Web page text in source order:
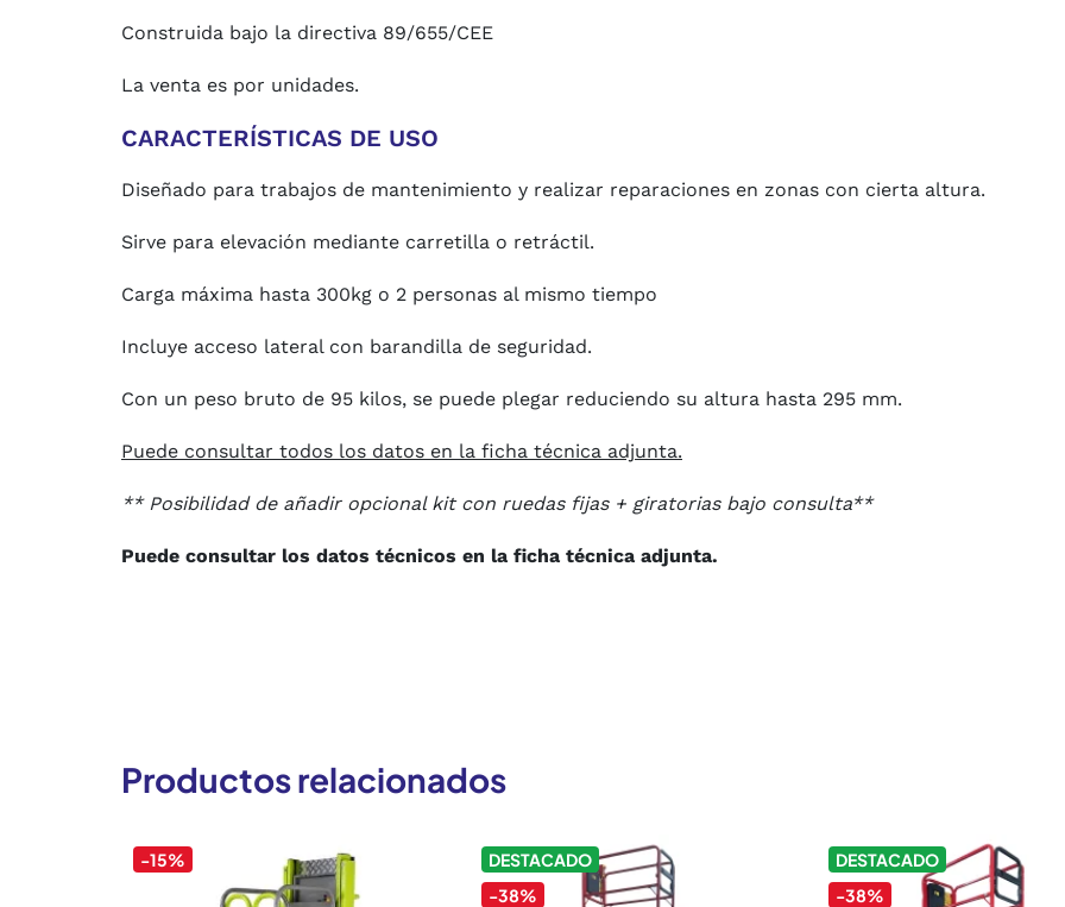
Construida bajo la directiva 89/655/CEE
La venta es por unidades.
CARACTERÍSTICAS DE USO
Diseñado para trabajos de mantenimiento y realizar reparaciones en zonas con cierta altura.
Sirve para elevación mediante carretilla o retráctil.
Carga máxima hasta 300kg o 2 personas al mismo tiempo
Incluye acceso lateral con barandilla de seguridad.
Con un peso bruto de 95 kilos, se puede plegar reduciendo su altura hasta 295 mm.
Puede consultar todos los datos en la ficha técnica adjunta.
** Posibilidad de añadir opcional kit con ruedas fijas + giratorias bajo consulta**
Puede consultar los datos técnicos en la ficha técnica adjunta.
Productos relacionados
-15%
DESTACADO
-38%
DESTACADO
-38%